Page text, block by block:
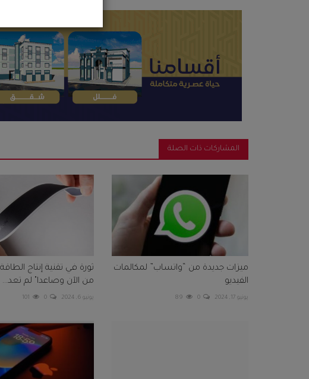
المشاركات ذات الصلة
ميزات جديدة من “واتساب” لمكالمات
الفيديو
يونيو 17, 2024 0
89
ثورة في تقنية إنتاج
من الآن وصاعدا" لم تعد...
يونيو 6, 2024 0
101